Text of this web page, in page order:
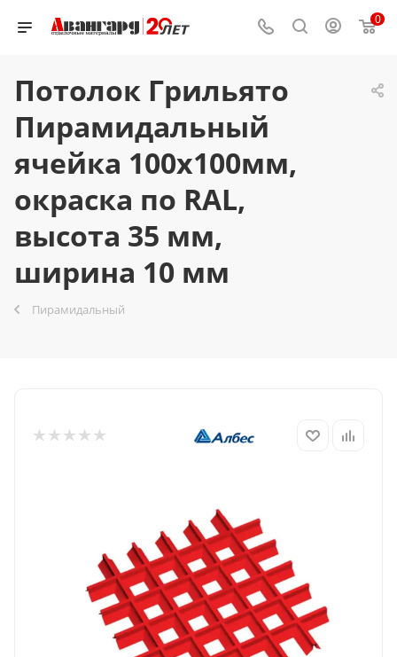
0
Потолок Грильято
Пирамидальный
ячейка 100х100мм,
окраска по RAL,
высота 35 мм,
ширина 10 мм
Пирамидальный